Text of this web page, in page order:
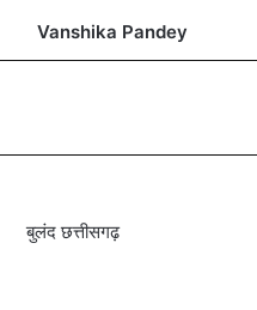
Vanshika Pandey
बुलंद छत्तीसगढ़